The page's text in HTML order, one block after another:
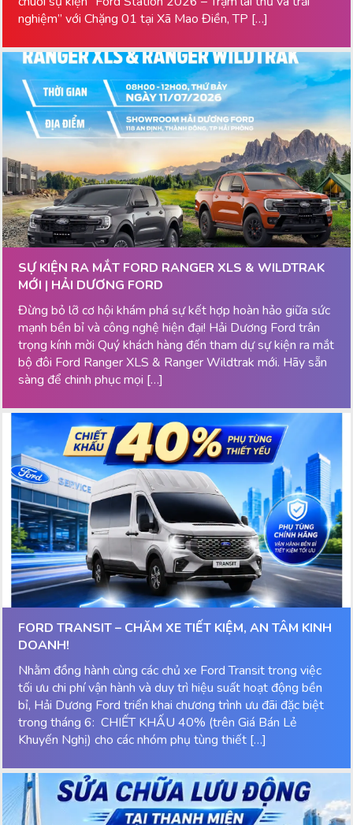
nghiệm” với Chặng 01 tại Xã Mao Điền, TP […]
SỰ KIỆN RA MẮT FORD RANGER XLS & WILDTRAK
MỚI | HẢI DƯƠNG FORD
Đừng bỏ lỡ cơ hội khám phá sự kết hợp hoàn hảo giữa sức
mạnh bền bỉ và công nghệ hiện đại! Hải Dương Ford trân
trọng kính mời Quý khách hàng đến tham dự sự kiện ra mắt
bộ đôi Ford Ranger XLS & Ranger Wildtrak mới. Hãy sẵn
sàng để chinh phục mọi […]
FORD TRANSIT – CHĂM XE TIẾT KIỆM, AN TÂM KINH
DOANH!
Nhằm đồng hành cùng các chủ xe Ford Transit trong việc
tối ưu chi phí vận hành và duy trì hiệu suất hoạt động bền
bỉ, Hải Dương Ford triển khai chương trình ưu đãi đặc biệt
trong tháng 6: CHIẾT KHẤU 40% (trên Giá Bán Lẻ
Khuyến Nghị) cho các nhóm phụ tùng thiết […]